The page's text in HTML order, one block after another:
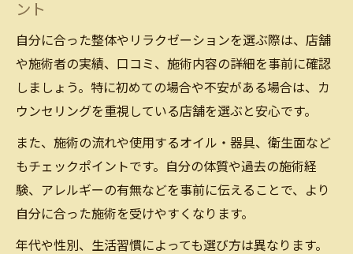
ント
自分に合った整体やリラクゼーションを選ぶ際は、店舗
や施術者の実績、口コミ、施術内容の詳細を事前に確認
しましょう。特に初めての場合や不安がある場合は、カ
ウンセリングを重視している店舗を選ぶと安心です。
また、施術の流れや使用するオイル・器具、衛生面など
もチェックポイントです。自分の体質や過去の施術経
験、アレルギーの有無などを事前に伝えることで、より
自分に合った施術を受けやすくなります。
年代や性別、生活習慣によっても選び方は異なります。